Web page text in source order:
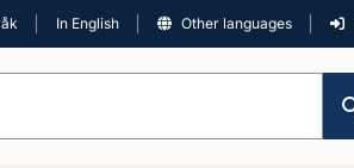
In English Other languages